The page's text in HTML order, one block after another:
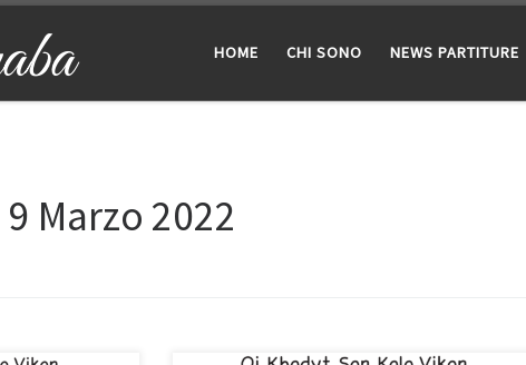
HOME CHI SONO NEWS PARTITURE
9 Marzo 2022